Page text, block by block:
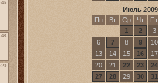
Июль 2009
Пн
Вт Ср Чт
Пт
1
2
3
6
7 8 9
10
13
14 15 16
17
20
21 22 23
24
27
28 29 30 31